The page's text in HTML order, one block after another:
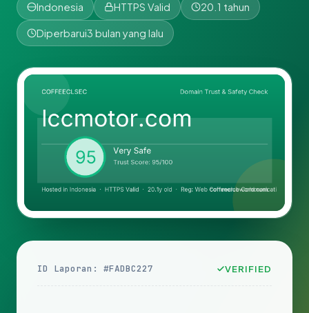
Indonesia HTTPS Valid 20.1 tahun
Diperbarui3 bulan yang lalu
ID Laporan: #FADBC227 VERIFIED